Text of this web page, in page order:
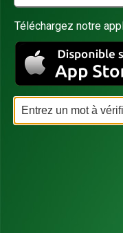
Téléchargez notre